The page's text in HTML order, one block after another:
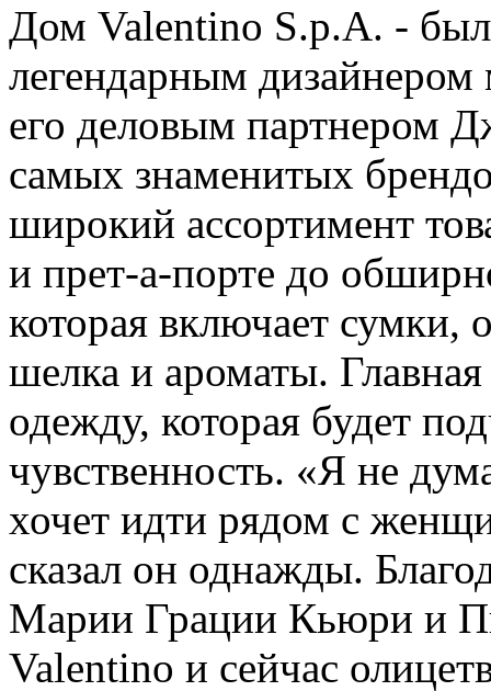
Дом Valentino S.p.A. - был
легендарным
его деловым партнером
самых знаменитых
широкий ассортимент
и прет-а-порте до
которая включает сумки,
шелка и ароматы.
одежду, которая будет
чувственность. «Я не
хочет идти рядом с
сказал он однажды.
Марии Грации Кьюри и
Valentino и сейчас